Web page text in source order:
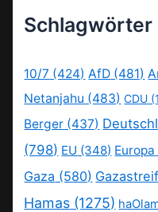
Schlagwörter
10/7 (424) AfD (481)
Netanjahu (483) CDU
Berger (437)
(798) EU (348) Europa
Gaza (580)
Hamas (1275)